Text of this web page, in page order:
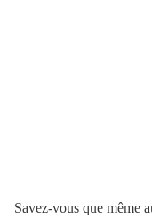
Savez-vous que même